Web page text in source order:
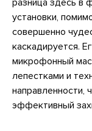
установки,
совершенно
каскадируется.
микрофонный
лепестками и
направленности,
эффективный